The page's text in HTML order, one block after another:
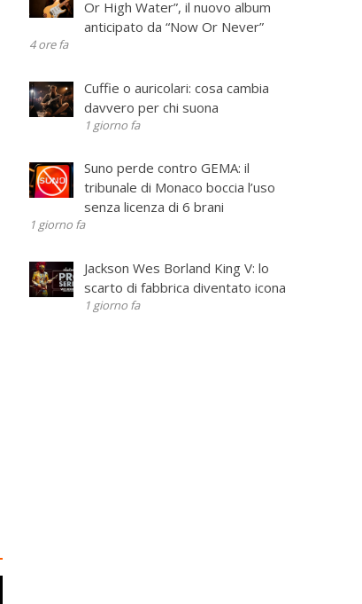
Or High Water”, il nuovo album
anticipato da “Now Or Never”
4 ore fa
Cuffie o auricolari: cosa cambia
davvero per chi suona
1 giorno fa
Suno perde contro GEMA: il
tribunale di Monaco boccia l’uso
senza licenza di 6 brani
1 giorno fa
Jackson Wes Borland King V: lo
scarto di fabbrica diventato icona
1 giorno fa